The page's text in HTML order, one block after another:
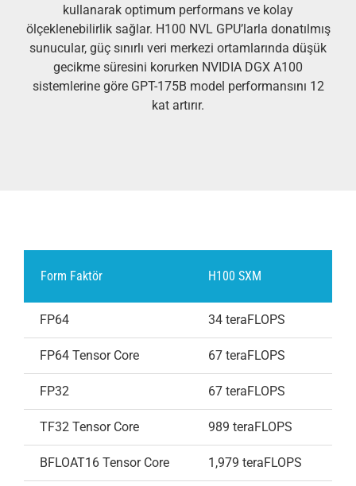
kullanarak optimum performans ve kolay
ölçeklenebilirlik sağlar. H100 NVL GPU’larla donatılmış
sunucular, güç sınırlı veri merkezi ortamlarında düşük
gecikme süresini korurken NVIDIA DGX A100
sistemlerine göre GPT-175B model performansını 12
kat artırır.
Form Faktör H100 SXM
FP64 34 teraFLOPS
FP64 Tensor Core 67 teraFLOPS
FP32 67 teraFLOPS
TF32 Tensor Core 989 teraFLOPS
BFLOAT16 Tensor Core 1,979 teraFLOPS